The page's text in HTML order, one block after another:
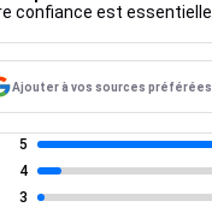
Ajouter à vos sources préférées
5
4
3